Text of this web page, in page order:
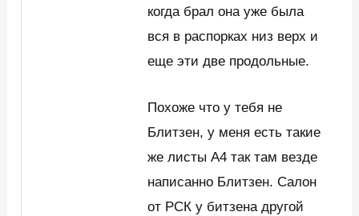
когда брал она уже была
вся в распорках низ верх и
еще эти две продольные.
Похоже что у тебя не
Блитзен, у меня есть такие
же листы А4 так там везде
написанно Блитзен. Салон
от РСК у битзена другой